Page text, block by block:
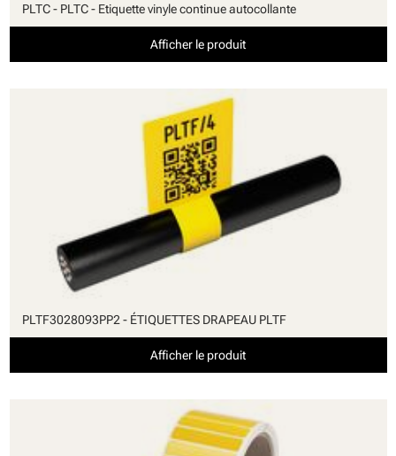
PLTC - PLTC - Etiquette vinyle continue autocollante
Afficher le produit
PLTF3028093PP2 - ÉTIQUETTES DRAPEAU PLTF
Afficher le produit